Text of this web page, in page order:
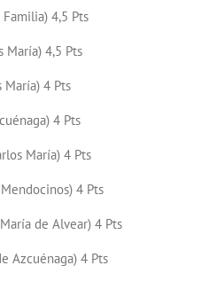
Familia) 4,5 Pts
María) 4,5 Pts
María) 4 Pts
4 Pts
María) 4 Pts
4 Pts
de Alvear) 4 Pts
Azcuénaga) 4 Pts